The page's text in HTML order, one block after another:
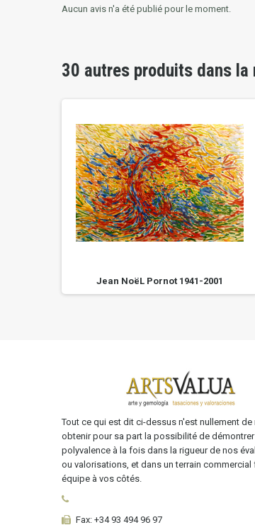
Aucun avis n'a été publié pour le moment.
30 autres produits dans la
Jean NoëL Pornot 1941-2001
Tout ce qui est dit ci-dessus n'est nullement de
obtenir pour sa part la possibilité de
polyvalence à la fois dans la rigueur de nos
ou valorisations, et dans un terrain commercial
équipe à vos côtés.
Fax: +34 93 494 96 97